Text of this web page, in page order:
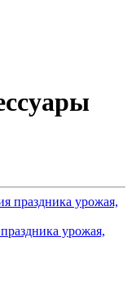
урожая,